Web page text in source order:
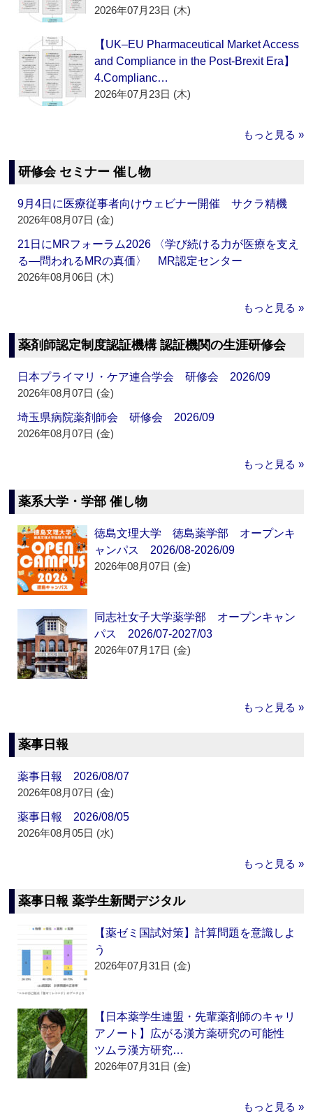
2026年07月23日 (木)
【UK–EU Pharmaceutical Market Access
and Compliance in the Post-Brexit Era】
4.Complianc…
2026年07月23日 (木)
もっと見る »
研修会 セミナー 催し物
9月4日に医療従事者向けウェビナー開催 サクラ精機
2026年08月07日 (金)
21日にMRフォーラム2026 〈学び続ける力が医療を支え
る―問われるMRの真価〉 MR認定センター
2026年08月06日 (木)
もっと見る »
薬剤師認定制度認証機構 認証機関の生涯研修会
日本プライマリ・ケア連合学会 研修会 2026/09
2026年08月07日 (金)
埼玉県病院薬剤師会 研修会 2026/09
2026年08月07日 (金)
もっと見る »
薬系大学・学部 催し物
徳島文理大学 徳島薬学部 オープンキ
ャンパス 2026/08-2026/09
2026年08月07日 (金)
同志社女子大学薬学部 オープンキャン
パス 2026/07-2027/03
2026年07月17日 (金)
もっと見る »
薬事日報
薬事日報 2026/08/07
2026年08月07日 (金)
薬事日報 2026/08/05
2026年08月05日 (水)
もっと見る »
薬事日報 薬学生新聞デジタル
【薬ゼミ国試対策】計算問題を意識しよ
う
2026年07月31日 (金)
【日本薬学生連盟・先輩薬剤師のキャリ
アノート】広がる漢方薬研究の可能性
ツムラ漢方研究…
2026年07月31日 (金)
もっと見る »